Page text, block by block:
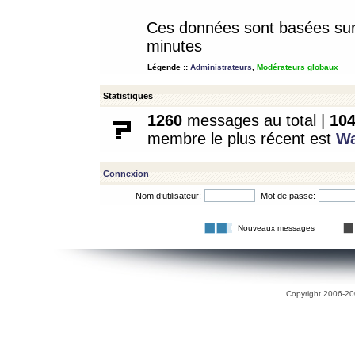
Ces données sont basées
minutes
Légende :: Administrateurs Modérateurs globaux
Statistiques
1260 messages au total | 104
membre le plus récent est
Connexion
Nom d’utilisateur: Mot de passe:
Nouveaux messages
Copyright 2006-